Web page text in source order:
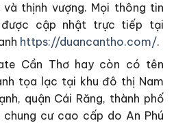
thịnh vượng. Mọi thông tin
cập nhật trực tiếp tại
https://duancantho.com/.
Cần Thơ hay còn có tên
tọa lạc tại khu đô thị Nam
quận Cái Răng, thành phố
cư cao cấp do An Phú